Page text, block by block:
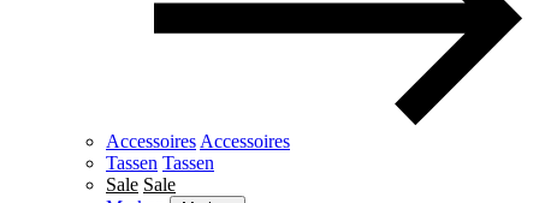
Accessoires Accessoires
Tassen Tassen
Sale Sale